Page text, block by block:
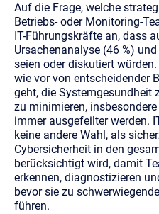
Auf die Frage, welche
Betriebs- oder Monitoring-
IT-Führungskräfte an, dass
Ursachenanalyse (46 %)
seien oder diskutiert
wie vor von entscheidender
geht, die Systemgesundheit
zu minimieren,
immer ausgefeilter werden.
keine andere Wahl, als
Cybersicherheit in den
berücksichtigt wird, damit
erkennen, diagnostizieren
bevor sie zu
führen.